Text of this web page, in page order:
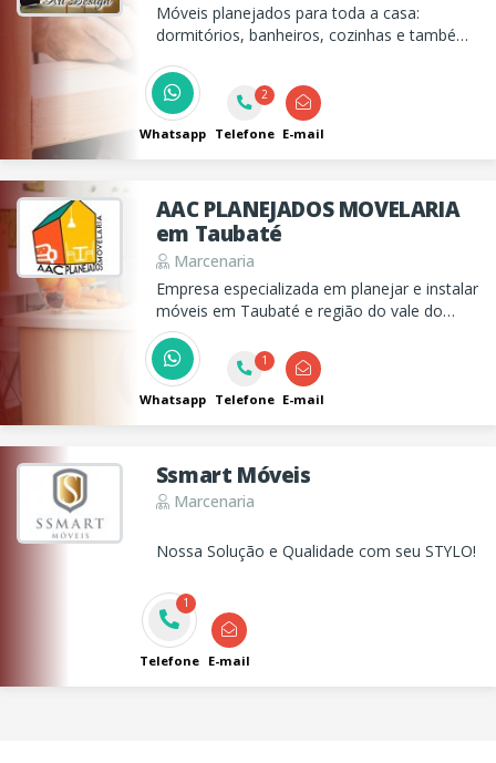
Móveis planejados para toda a casa:
dormitórios, banheiros, cozinhas e também
faremos orçamento sem compromisso.
Whatsapp
2
Telefone E-mail
AAC PLANEJADOS MOVELARIA
em Taubaté
Marcenaria
Empresa especializada em planejar e instalar
móveis em Taubaté e região do vale do
Paraíba. Trabalhamos com móveis para
todos ambientes em casas, comércios ou
empresas!
Whatsapp
1
Telefone E-mail
Ssmart Móveis
Marcenaria
Nossa Solução e Qualidade com seu STYLO!
1
Telefone E-mail